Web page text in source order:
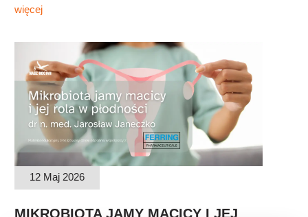
więcej
12 Maj 2026
MIKROBIOTA JAMY MACICY I JEJ